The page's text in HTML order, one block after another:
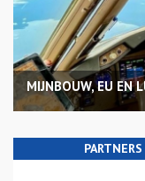
MIJNBOUW, EU EN